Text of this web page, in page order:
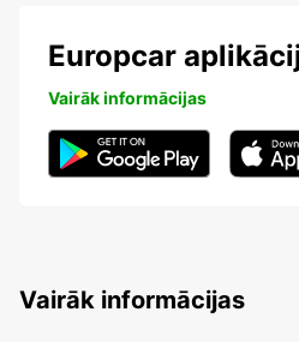
Europcar
Vairāk informācijas
Vairāk informācijas